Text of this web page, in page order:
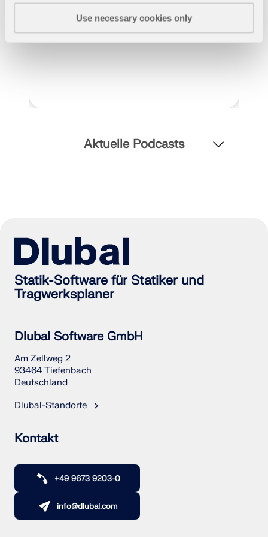
Use necessary cookies only
schnellen Ermittlung von Schneelasten,
Windgeschwindigkeiten und seismischen Daten.
LASTZONEN PRÜFEN
Aktuelle Podcasts
Statik-Software für Statiker und
Tragwerksplaner
Dlubal Software GmbH
Am Zellweg 2
93464 Tiefenbach
Deutschland
Dlubal-Standorte
Kontakt
+49 9673 9203-0
info@dlubal.com